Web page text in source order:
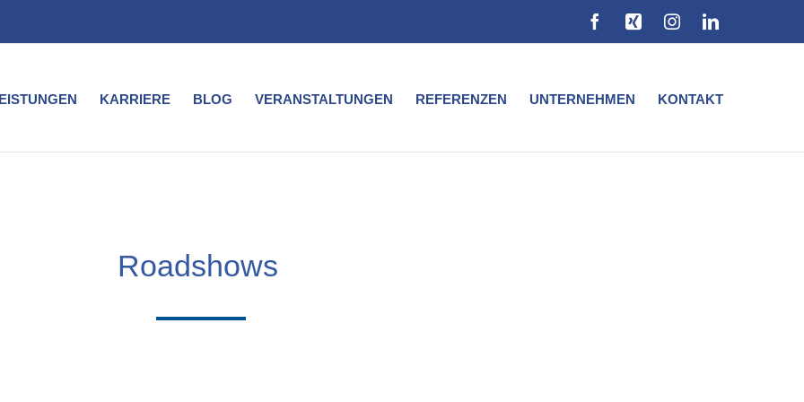
Facebook
Xing InstagramLinkedIn
KARRIERE BLOG VERANSTALTUNGEN REFERENZEN UNTERNEHMEN KONTAKT
Roadshows